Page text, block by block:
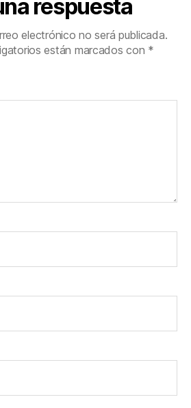
respuesta
electrónico no será publicada.
están marcados con *